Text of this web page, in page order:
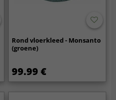
Rond vloerkleed - Monsanto
(groene)
99.99 €